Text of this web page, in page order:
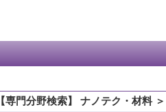
【専門分野検索】 ナノテク・材料